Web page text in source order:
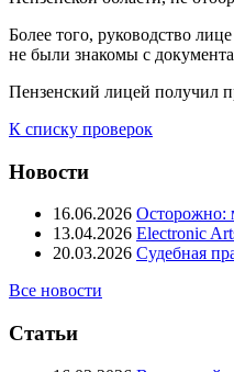
Более того, руководство
не были знакомы с
Пензенский лицей получил
К списку проверок
Новости
16.06.2026 Осторожно:
13.04.2026 Electronic
20.03.2026 Судебная
Все новости
Статьи